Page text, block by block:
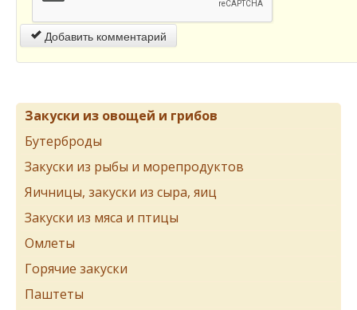
Добавить комментарий
Закуски из овощей и грибов
Бутерброды
Закуски из рыбы и морепродуктов
Яичницы, закуски из сыра, яиц
Закуски из мяса и птицы
Омлеты
Горячие закуски
Паштеты